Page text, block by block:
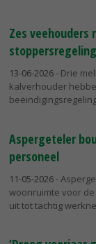
Zes veehouders
stoppersregeling
13-06-2026- Drie
kalverhouder
Aspergeteler
personeel
11-05-2026-
woonruimte voor
uit tot tachtig